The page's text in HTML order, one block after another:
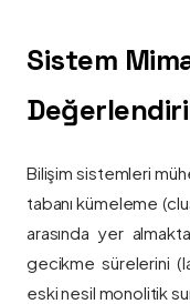
Sistem
Bilişim sistemleri
tabanı kümeleme
arasında yer
gecikme sürelerini
eski nesil monolitik